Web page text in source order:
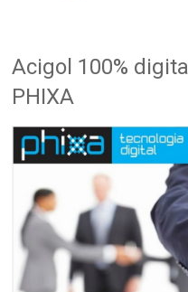
Acigol 100%
PHIXA